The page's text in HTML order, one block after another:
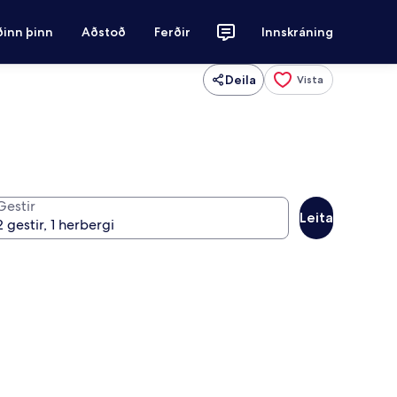
þinn Aðstoð Ferðir Innskráning
Deila Vista
Leita